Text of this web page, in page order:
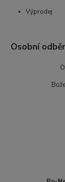
Výprodej
Osobní odběr